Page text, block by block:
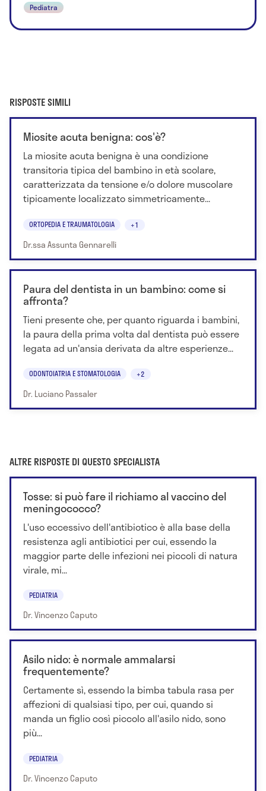
Pediatra
RISPOSTE SIMILI
Miosite acuta benigna: cos'è?
La miosite acuta benigna è una condizione
transitoria tipica del bambino in età scolare,
caratterizzata da tensione e/o dolore muscolare
tipicamente localizzato simmetricamente...
ORTOPEDIA E TRAUMATOLOGIA +1
Dr.ssa Assunta Gennarelli
Paura del dentista in un bambino: come si
affronta?
Tieni presente che, per quanto riguarda i bambini,
la paura della prima volta dal dentista può essere
legata ad un'ansia derivata da altre esperienze...
ODONTOIATRIA E STOMATOLOGIA +2
Dr. Luciano Passaler
ALTRE RISPOSTE DI QUESTO SPECIALISTA
Tosse: si può fare il richiamo al vaccino del
meningococco?
L'uso eccessivo dell'antibiotico è alla base della
resistenza agli antibiotici per cui, essendo la
maggior parte delle infezioni nei piccoli di natura
virale, mi...
PEDIATRIA
Dr. Vincenzo Caputo
Asilo nido: è normale ammalarsi
frequentemente?
Certamente sì, essendo la bimba tabula rasa per
affezioni di qualsiasi tipo, per cui, quando si
manda un figlio così piccolo all'asilo nido, sono
più...
PEDIATRIA
Dr. Vincenzo Caputo